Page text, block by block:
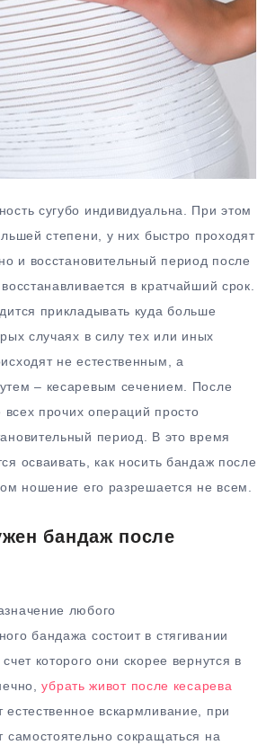
сугубо индивидуальна. При этом
степени, у них быстро проходят
и восстановительный период после
в кратчайший срок.
прикладывать куда больше
случаях в силу тех или иных
не естественным, а
– кесаревым сечением. После
всех прочих операций просто
период. В это время
осваивать, как носить бандаж после
ношение его разрешается не всем.
бандаж после
любого
бандажа состоит в стягивании
которого они скорее вернутся в
убрать живот после кесарева
вскармливание, при
самостоятельно сокращаться на